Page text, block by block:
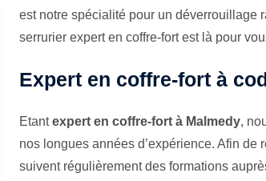
est notre spécialité pour un déverrouillage
serrurier expert en coffre-fort est là pour
Expert en coffre-fort à
Etantexpert en coffre-fort à Malmedy,
nos longues années d’expérience. Afin
suivent régulièrement des formations